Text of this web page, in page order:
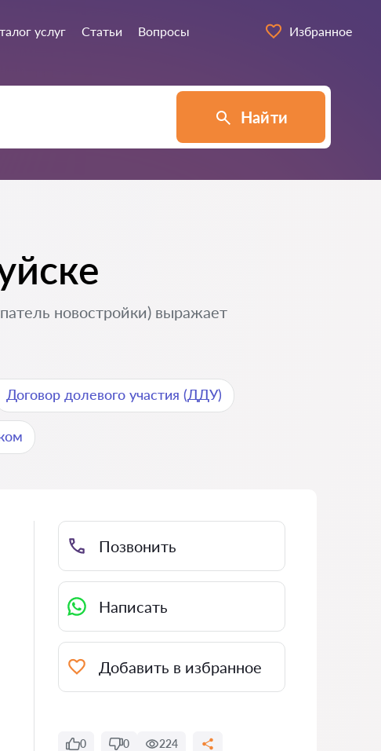
услуг Статьи Вопросы Избранное
Найти
новостройки) выражает
Договор долевого участия (ДДУ)
Позвонить
Написать
Добавить в избранное
0 0 224